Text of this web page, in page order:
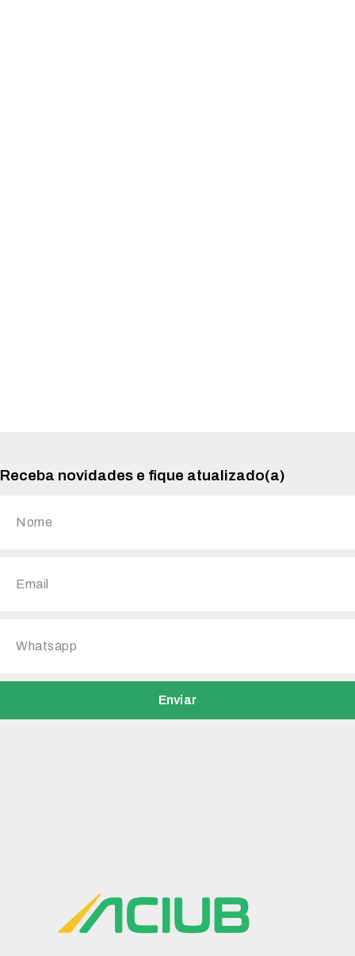
Receba novidades e fique atualizado(a)
Enviar